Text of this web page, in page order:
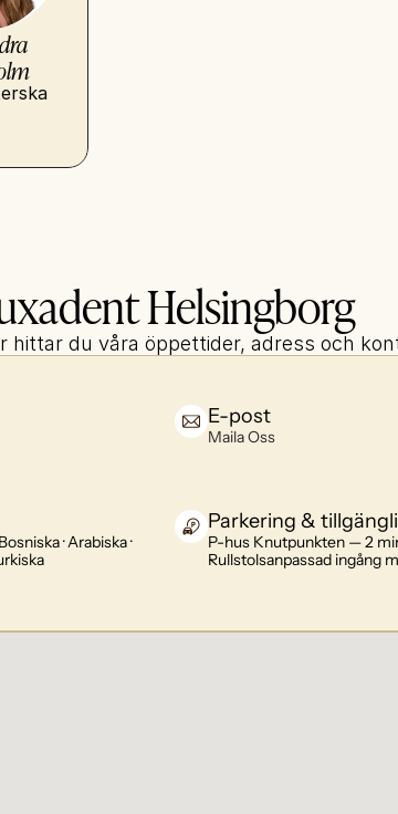
Helsingborg
du våra öppettider, adress och
E-post
Maila Oss
· Arabiska ·
Parkering &
P-hus Knutpunkten — 2
Rullstolsanpassad ingång